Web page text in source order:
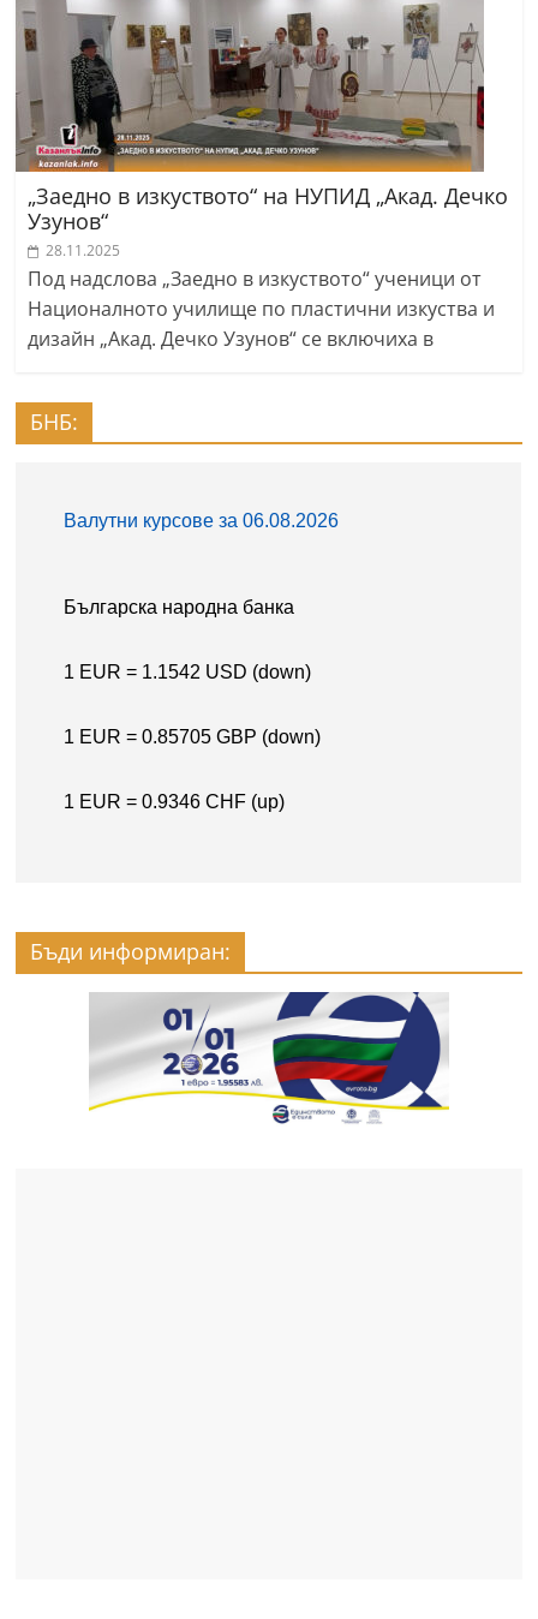
„Заедно в изкуството“ на НУПИД „Акад. Дечко
Узунов“
28.11.2025
Под надслова „Заедно в изкуството“ ученици от
Националното училище по пластични изкуства и
дизайн „Акад. Дечко Узунов“ се включиха в
БНБ:
Бъди информиран: